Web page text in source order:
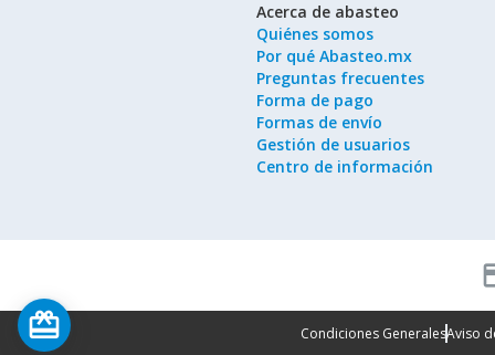
Acerca de abasteo
Quiénes somos
Por qué Abasteo.mx
Preguntas frecuentes
Forma de pago
Formas de envío
Gestión de usuarios
Centro de información
Condiciones GeneralesAviso
card_giftcard